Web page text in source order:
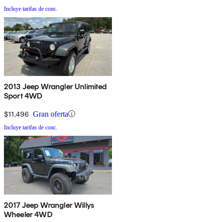
Incluye tarifas de conc.
2013 Jeep Wrangler Unlimited
Sport 4WD
$11,496 Gran oferta
Incluye tarifas de conc.
2017 Jeep Wrangler Willys
Wheeler 4WD